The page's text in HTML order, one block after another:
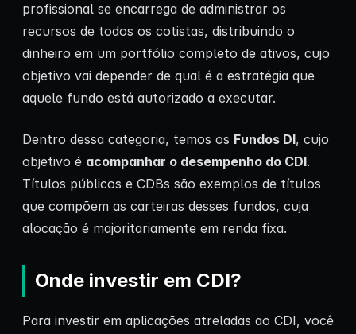
profissional se encarrega de administrar os
recursos de todos os cotistas, distribuindo o
dinheiro em um portfólio completo de ativos, cujo
objetivo vai depender de qual é a estratégia que
aquele fundo está autorizado a executar.
Dentro dessa categoria, temos os Fundos DI, cujo
objetivo é acompanhar o desempenho do CDI.
Títulos públicos e CDBs são exemplos de títulos
que compõem as carteiras desses fundos, cuja
alocação é majoritariamente em renda fixa.
Onde investir em CDI?
Para investir em aplicações atreladas ao CDI, você